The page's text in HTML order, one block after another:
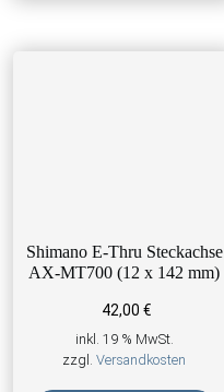
Shimano E-Thru Steckachse
AX-MT700 (12 x 142 mm)
42,00€
inkl. 19 % MwSt.
zzgl.Versandkosten